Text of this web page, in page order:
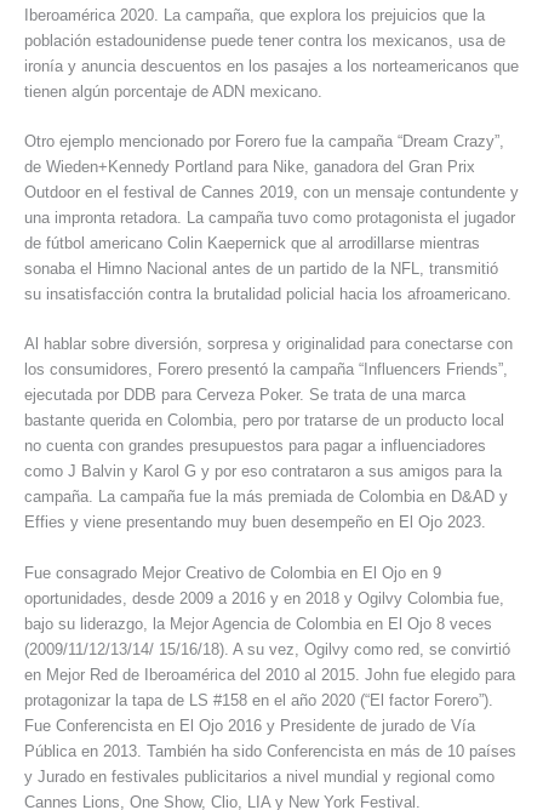
Iberoamérica 2020. La campaña, que explora los prejuicios que la
población estadounidense puede tener contra los mexicanos, usa de
ironía y anuncia descuentos en los pasajes a los norteamericanos que
tienen algún porcentaje de ADN mexicano.
Otro ejemplo mencionado por Forero fue la campaña “Dream Crazy”,
de Wieden+Kennedy Portland para Nike, ganadora del Gran Prix
Outdoor en el festival de Cannes 2019, con un mensaje contundente y
una impronta retadora. La campaña tuvo como protagonista el jugador
de fútbol americano Colin Kaepernick que al arrodillarse mientras
sonaba el Himno Nacional antes de un partido de la NFL, transmitió
su insatisfacción contra la brutalidad policial hacia los afroamericano.
Al hablar sobre diversión, sorpresa y originalidad para conectarse con
los consumidores, Forero presentó la campaña “Influencers Friends”,
ejecutada por DDB para Cerveza Poker. Se trata de una marca
bastante querida en Colombia, pero por tratarse de un producto local
no cuenta con grandes presupuestos para pagar a influenciadores
como J Balvin y Karol G y por eso contrataron a sus amigos para la
campaña. La campaña fue la más premiada de Colombia en D&AD y
Effies y viene presentando muy buen desempeño en El Ojo 2023.
Fue consagrado Mejor Creativo de Colombia en El Ojo en 9
oportunidades, desde 2009 a 2016 y en 2018 y Ogilvy Colombia fue,
bajo su liderazgo, la Mejor Agencia de Colombia en El Ojo 8 veces
(2009/11/12/13/14/ 15/16/18). A su vez, Ogilvy como red, se convirtió
en Mejor Red de Iberoamérica del 2010 al 2015. John fue elegido para
protagonizar la tapa de LS #158 en el año 2020 (“El factor Forero”).
Fue Conferencista en El Ojo 2016 y Presidente de jurado de Vía
Pública en 2013. También ha sido Conferencista en más de 10 países
y Jurado en festivales publicitarios a nivel mundial y regional como
Cannes Lions, One Show, Clio, LIA y New York Festival.